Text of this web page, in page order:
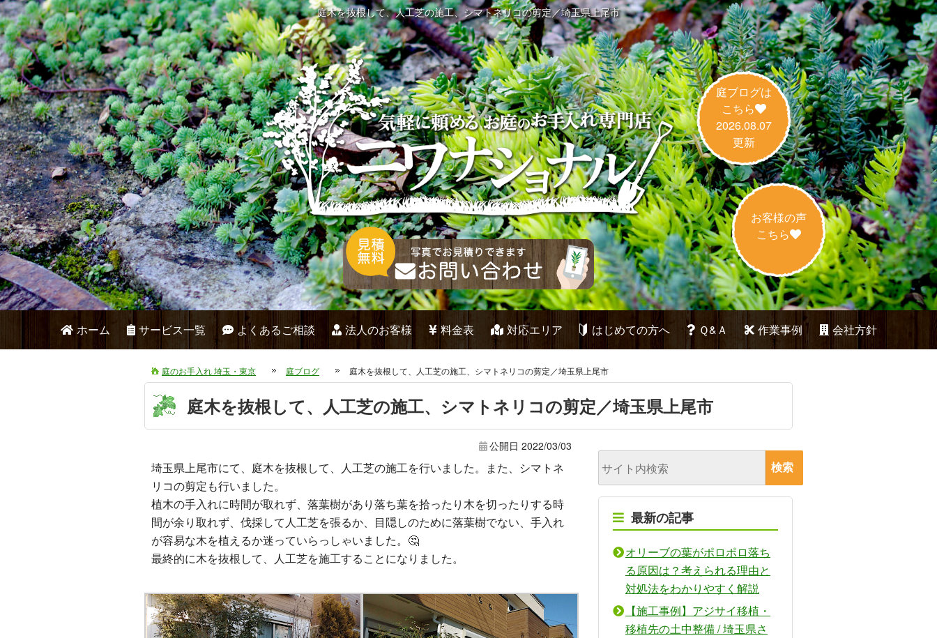
庭木を抜根して、人工芝の施工、シマトネリコの剪定／埼玉県上尾市
庭ブログは
こちら
2026.08.07
更新
お客様の声
こちら
ホーム サービス一覧 よくあるご相談 法人のお客様 料金表 対応エリア はじめての方へ Ｑ&Ａ 作業事例 会社方針
庭のお手入れ 埼玉・東京 庭ブログ 庭木を抜根して、人工芝の施工、シマトネリコの剪定／埼玉県上尾市
庭木を抜根して、人工芝の施工、シマトネリコの剪定／埼玉県上尾市
公開日2022/03/03
埼玉県上尾市にて、庭木を抜根して、人工芝の施工を行いました。また、シマトネ
リコの剪定も行いました。
植木の手入れに時間が取れず、落葉樹があり落ち葉を拾ったり木を切ったりする時
間が余り取れず、伐採して人工芝を張るか、目隠しのために落葉樹でない、手入れ
が容易な木を植えるか迷っていらっしゃいました。🤔
最終的に木を抜根して、人工芝を施工することになりました。
最新の記事
オリーブの葉がポロポロ落ち
る原因は？考えられる理由と
対処法をわかりやすく解説
【施工事例】アジサイ移植・
移植先の土中整備 / 埼玉県さ